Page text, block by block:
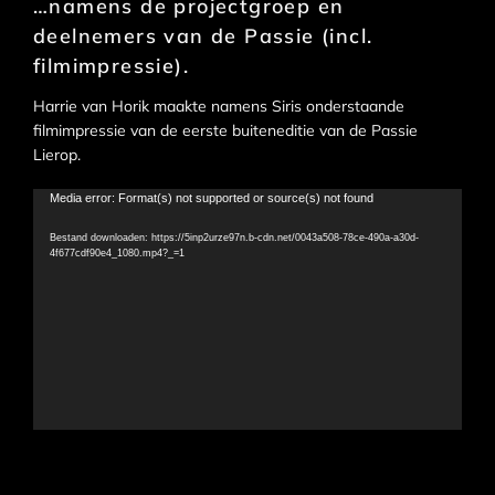
…namens de projectgroep en
deelnemers van de Passie (incl.
filmimpressie).
Harrie van Horik maakte namens Siris onderstaande
filmimpressie van de eerste buiteneditie van de Passie
Lierop.
Videospeler
Media error: Format(s) not supported or source(s) not found
Bestand downloaden: https://5inp2urze97n.b-cdn.net/0043a508-78ce-490a-a30d-
4f677cdf90e4_1080.mp4?_=1